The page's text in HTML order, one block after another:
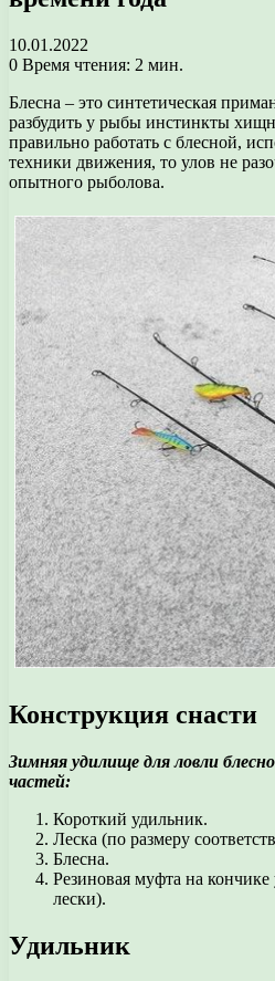
10.01.2022
0 Время чтения: 2 мин.
Блесна – это синтетическая
разбудить у рыбы инстинкты
правильно работать с блесной,
техники движения, то улов не
опытного рыболова.
Конструкция снасти
Зимняя удилище для ловли
частей:
Короткий удильник.
Леска (по размеру
Блесна.
Резиновая муфта на
лески).
Удильник